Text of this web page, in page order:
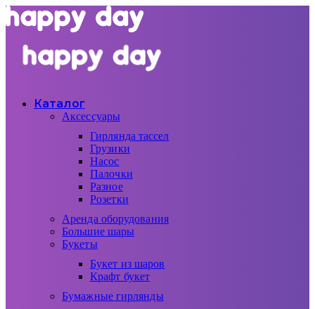
Каталог
Аксессуары
Гирлянда тассел
Грузики
Насос
Палочки
Разное
Розетки
Аренда оборудования
Большие шары
Букеты
Букет из шаров
Крафт букет
Бумажные гирлянды